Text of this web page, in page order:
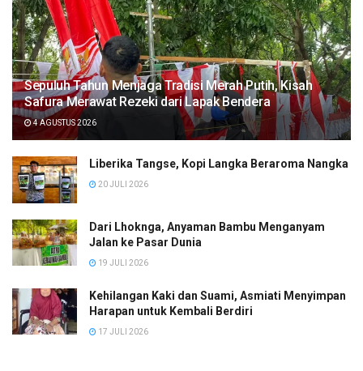
Sepuluh Tahun Menjaga Tradisi Merah Putih, Kisah
Safura Merawat Rezeki dari Lapak Bendera
4 AGUSTUS 2026
Liberika Tangse, Kopi Langka Beraroma Nangka
20 JULI 2026
Dari Lhoknga, Anyaman Bambu Menganyam
Jalan ke Pasar Dunia
19 JULI 2026
Kehilangan Kaki dan Suami, Asmiati Menyimpan
Harapan untuk Kembali Berdiri
17 JULI 2026